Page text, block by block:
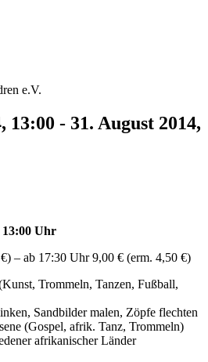
e.V.
13:00 - 31. August 2014,
13:00 Uhr
– ab 17:30 Uhr 9,00 € (erm. 4,50 €)
Trommeln, Tanzen, Fußball,
Sandbilder malen, Zöpfe flechten
(Gospel, afrik. Tanz, Trommeln)
afrikanischer Länder